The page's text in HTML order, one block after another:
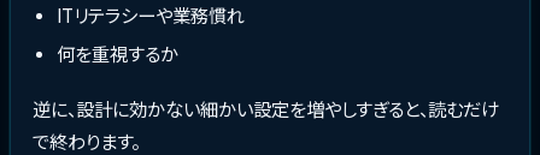
ITリテラシーや業務慣れ
何を重視するか
逆に、設計に効かない細かい設定を増やしすぎると、読むだけ
で終わります。